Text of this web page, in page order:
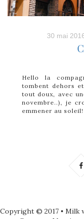
30 mai
Hello la
tombent dehors
tout doux, avec
novembre..), je
emmener au soleil!
Copyright © 2017 • Milk